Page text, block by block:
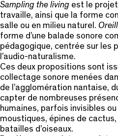
Sampling the living est le
travaille, ainsi que la forme
salle ou en milieu naturel.
forme d’une balade sonore
pédagogique, centrée sur les
l’audio-naturalisme.
Ces deux propositions sont
collectage sonore menées
de l’agglomération nantaise,
capter de nombreuses
humaines, parfois invisibles
moustiques, épines de
batailles d’oiseaux.